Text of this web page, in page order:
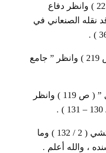
” فتح المغيث” ( 1 / 223 ) وانظر دفاع
نقله الصنعاني في
انظر ” الاقتراح ” ( ص 219 ) وانظر ” جامع
انظر ” جامع التحصيل ” ( ص 119 ) وانظر
انظر ” النكت ” للزركشي ( 2 / 132 ) وما
، والله أعلم .